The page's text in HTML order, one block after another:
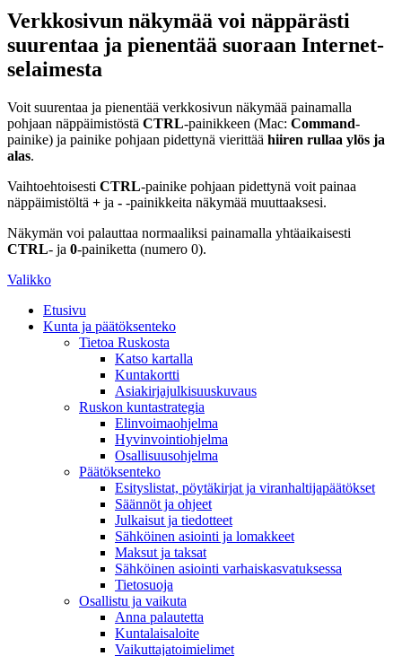
Verkkosivun näkymää voi näppärästi
suurentaa ja pienentää suoraan Internet-
selaimesta
Voit suurentaa ja pienentää verkkosivun näkymää painamalla
pohjaan näppäimistöstä CTRL-painikkeen (Mac: Command-
painike) ja painike pohjaan pidettynä vierittää hiiren rullaa ylös ja
alas.
Vaihtoehtoisesti CTRL-painike pohjaan pidettynä voit painaa
näppäimistöltä + ja - -painikkeita näkymää muuttaaksesi.
Näkymän voi palauttaa normaaliksi painamalla yhtäaikaisesti
CTRL- ja 0-painiketta (numero 0).
Valikko
Etusivu
Kunta ja päätöksenteko
Tietoa Ruskosta
Katso kartalla
Kuntakortti
Asiakirjajulkisuuskuvaus
Ruskon kuntastrategia
Elinvoimaohjelma
Hyvinvointiohjelma
Osallisuusohjelma
Päätöksenteko
Esityslistat, pöytäkirjat ja viranhaltijapäätökset
Säännöt ja ohjeet
Julkaisut ja tiedotteet
Sähköinen asiointi ja lomakkeet
Maksut ja taksat
Sähköinen asiointi varhaiskasvatuksessa
Tietosuoja
Osallistu ja vaikuta
Anna palautetta
Kuntalaisaloite
Vaikuttajatoimielimet